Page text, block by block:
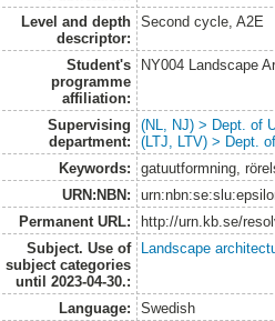
Level and depth
descriptor:
Second cycle, A2E
Student's
programme
affiliation:
NY004 Landscape
Supervising
department:
(NL, NJ) > Dept. of
(LTJ, LTV) > Dept.
Keywords:
gatuutformning,
URN:NBN:
Permanent URL:
http://urn.kb.se/
Subject. Use of
subject categories
until 2023-04-30.:
Landscape
Language:
Swedish